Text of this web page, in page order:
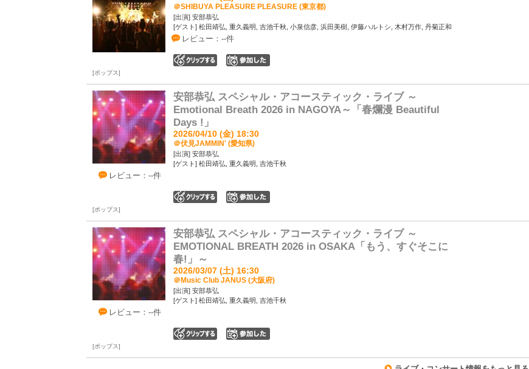
＠SHIBUYA PLEASURE PLEASURE (東京都)
[出演] 安部恭弘
[ゲスト] 松田靖弘, 重久義明, 吉池千秋, 小泉信彦, 浜田美樹, 伊藤ハルトシ, 木村万作, 丹菊正和
レビュー：--件
ポップス
安部恭弘 スペシャル・アコースティック・ライブ ～
Emotional Breath 2026 in NAGOYA～「春爛漫 Beautiful
Days !」
2026/04/10 (金) 18:30
＠伏見JAMMIN' (愛知県)
[出演] 安部恭弘
[ゲスト] 松田靖弘, 重久義明, 吉池千秋
レビュー：--件
ポップス
安部恭弘 スペシャル・アコースティック・ライブ ～
EMOTIONAL BREATH 2026 in OSAKA「もう、すぐそこに
春!」～
2026/03/07 (土) 16:30
＠Music Club JANUS (大阪府)
[出演] 安部恭弘
[ゲスト] 松田靖弘, 重久義明, 吉池千秋
レビュー：--件
ポップス